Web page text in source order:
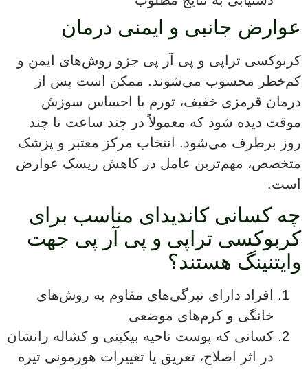
عوارض جانبی و ایمنی درمان
کربوکسی تراپی و پی آر پی جزو روش‌های ایمن و
کم‌خطر محسوب می‌شوند. ممکن است پس از
درمان قرمزی خفیف، تورم یا احساس سوزش
موقت دیده شود که معمولاً در چند ساعت تا چند
روز برطرف می‌شود. انتخاب مرکز معتبر و پزشک
متخصص، مهم‌ترین عامل در کاهش ریسک عوارض
است.
چه کسانی کاندیدای مناسب برای
کربوکسی تراپی و پی آر پی جهت
وایتنینگ هستند؟
افراد دارای تیرگی‌های مقاوم به روش‌های
خانگی و کرم‌های موضعی
کسانی که پوست ناحیه بیکینی و کشاله رانشان
در اثر اصلاح، تعریق یا تغییرات هورمونی تیره